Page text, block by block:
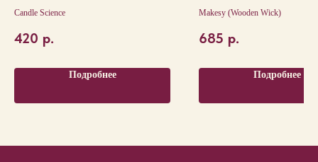
Candle Science
420 р.
Подробнее
КЛЕН/BLACK
Makesy (Wooden Wick)
685 р.
Подробнее